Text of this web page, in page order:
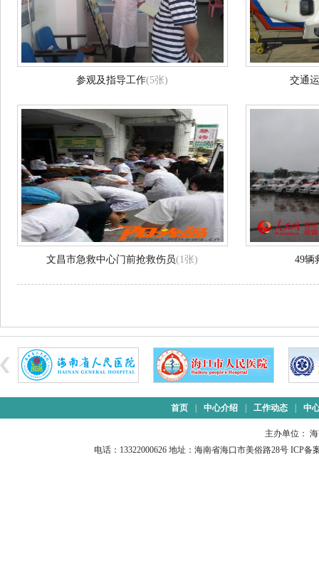
参观及指导工作(5张) 交通
文昌市急救中心门前抢救伤员(1张) 49辆
首页 中心介绍 工作动态 中
主办单位：
电话：13322000626 地址：海南省海口市美俗路28号 ICP备